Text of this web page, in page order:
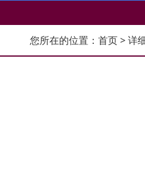
您所在的位置： 首页> 详